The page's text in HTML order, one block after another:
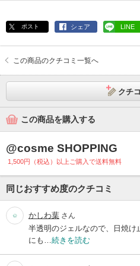
ポスト シェア LINE
この商品のクチコミ一覧へ
クチ
この商品を購入する
@cosme SHOPPING
1,500円（税込）以上ご購入で送料無料
同じおすすめ度のクチコミ
かしわ葉 さん
半透明のジェルなので、日焼け
にも… 続きを読む